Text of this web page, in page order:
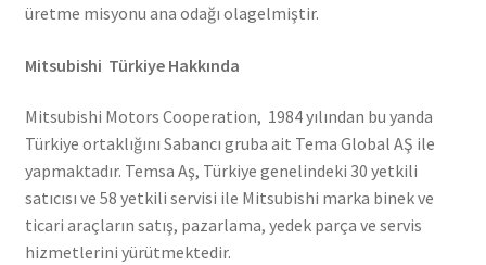
üretme misyonu ana odağı olagelmiştir.
Mitsubishi Türkiye Hakkında
Mitsubishi Motors Cooperation, 1984 yılından bu yanda
Türkiye ortaklığını Sabancı gruba ait Tema Global AŞ ile
yapmaktadır. Temsa Aş, Türkiye genelindeki 30 yetkili
satıcısı ve 58 yetkili servisi ile Mitsubishi marka binek ve
ticari araçların satış, pazarlama, yedek parça ve servis
hizmetlerini yürütmektedir.